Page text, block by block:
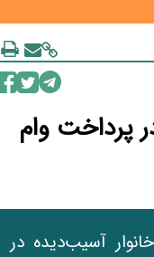
پرداخت وام
معاون مدیرعامل بانک مسکن، از پرداخت وام قرض‌الحسنه ودیعه به ۱۲۱۰ خانوار آسیب‌دیده در